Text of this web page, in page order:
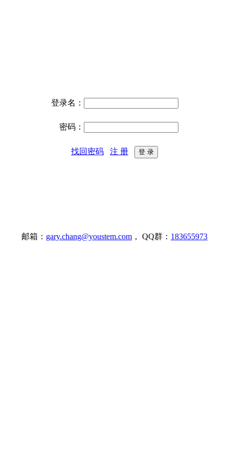
登录名：
密码：
找回密码 注 册
邮箱： gary.chang@youstem.com ， QQ群： 183655973